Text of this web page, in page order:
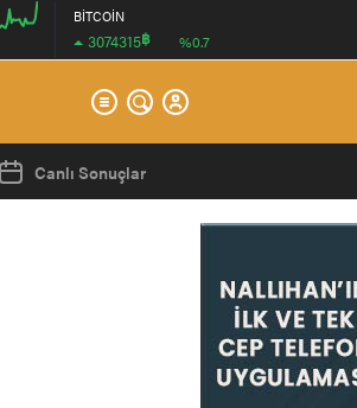
BİTCOİN
3074315฿ %0.7
Canlı Sonuçlar